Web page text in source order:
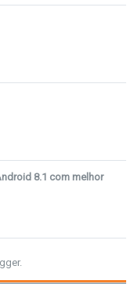
8.1 com melhor
.